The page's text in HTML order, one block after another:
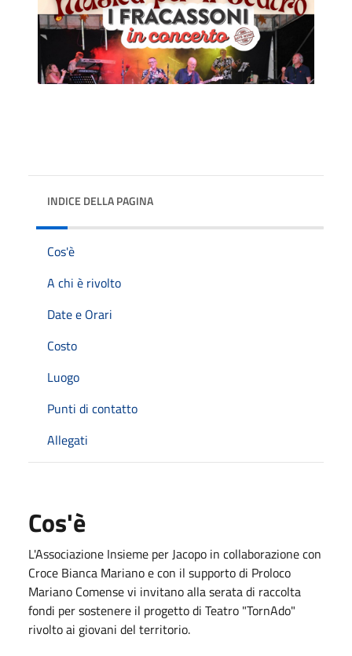
INDICE DELLA PAGINA
Cos'è
A chi è rivolto
Date e Orari
Costo
Luogo
Punti di contatto
Allegati
Cos'è
L'Associazione Insieme per Jacopo in collaborazione con
Croce Bianca Mariano e con il supporto di Proloco
Mariano Comense vi invitano alla serata di raccolta
fondi per sostenere il progetto di Teatro "TornAdo"
rivolto ai giovani del territorio.